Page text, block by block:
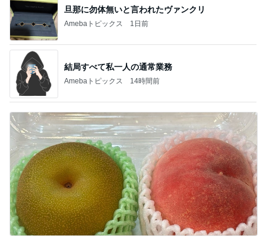
結局すべて私一人の通常業務
Amebaトピックス 14時間前
桃の匂いを消した強すぎる匂い
Amebaトピックス 1日前
記事を読む